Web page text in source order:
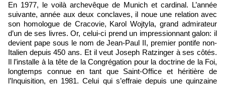
En 1977, le voilà archevêque de Munich et cardinal. L’année
suivante, année aux deux conclaves, il noue une relation avec
son homologue de Cracovie, Karol Wojtyla, grand admirateur
d’un de ses livres. Or, celui-ci prend un impressionnant galon: il
devient pape sous le nom de Jean-Paul II, premier pontife non-
Italien depuis 450 ans. Et il veut Joseph Ratzinger à ses côtés.
Il l’installe à la tête de la Congrégation pour la doctrine de la Foi,
longtemps connue en tant que Saint-Office et héritière de
l’Inquisition, en 1981. Celui qui s’effraie depuis une quinzaine